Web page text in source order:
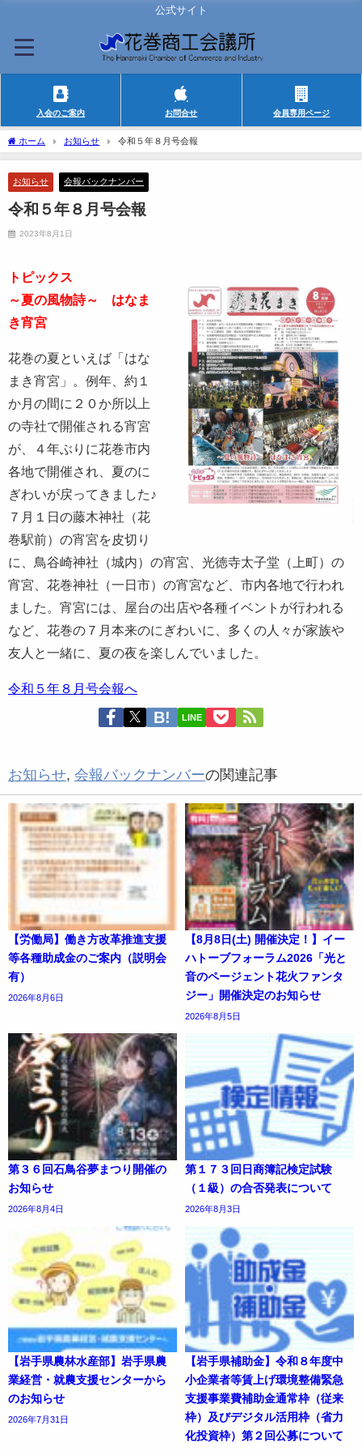
公式サイト
入会のご案内 お問合せ 会員専用ページ
ホーム お知らせ 令和５年８月号会報
お知らせ 会報バックナンバー
令和５年８月号会報
2023年8月1日
トピックス
～夏の風物詩～ はなま
き宵宮
花巻の夏といえば「はな
まき宵宮」。例年、約１
か月の間に２０か所以上
の寺社で開催される宵宮
が、４年ぶりに花巻市内
各地で開催され、夏のに
ぎわいが戻ってきました♪
７月１日の藤木神社（花
巻駅前）の宵宮を皮切り
に、鳥谷崎神社（城内）の宵宮、光徳寺太子堂（上町）の
宵宮、花巻神社（一日市）の宵宮など、市内各地で行われ
ました。宵宮には、屋台の出店や各種イベントが行われる
など、花巻の７月本来のにぎわいに、多くの人々が家族や
友人と一緒に、夏の夜を楽しんでいました。
令和５年８月号会報へ
LINE
お知らせ, 会報バックナンバーの関連記事
【労働局】働き方改革推進支援
等各種助成金のご案内（説明会
有）
2026年8月6日
【8月8日(土) 開催決定！】イー
ハトーブフォーラム2026「光と
音のページェント花火ファンタ
ジー」開催決定のお知らせ
2026年8月5日
第３６回石鳥谷夢まつり開催の
お知らせ
2026年8月4日
第１７３回日商簿記検定試験
（１級）の合否発表について
2026年8月3日
【岩手県農林水産部】岩手県農
業経営・就農支援センターから
のお知らせ
2026年7月31日
【岩手県補助金】令和８年度中
小企業者等賃上げ環境整備緊急
支援事業費補助金通常枠（従来
枠）及びデジタル活用枠（省力
化投資枠）第２回公募について